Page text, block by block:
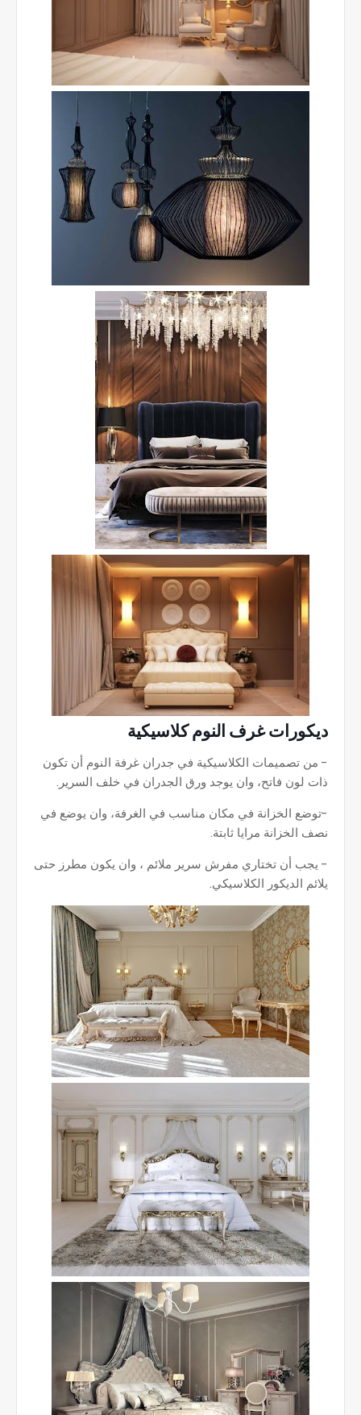
ديكورات غرف النوم كلاسيكية
- من تصميمات الكلاسيكية في جدران غرفة النوم أن تكون
ذات لون فاتح، وان يوجد ورق الجدران في خلف السرير.
-توضع الخزانة في مكان مناسب في الغرفة، وان يوضع في
نصف الخزانة مرايا ثابتة.
- يجب أن تختاري مفرش سرير ملائم ، وان يكون مطرز حتى
يلائم الديكور الكلاسيكي.